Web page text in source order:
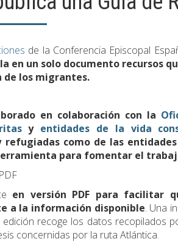
de la Conferencia Episcopal
en un solo documento recursos
los migrantes.
en colaboración con la
y entidades de la vida
refugiadas como de las
para fomentar el
en versión PDF para facilitar
a la información disponible. Una
recoge los datos recopilados
concernidas por la ruta Atlántica.